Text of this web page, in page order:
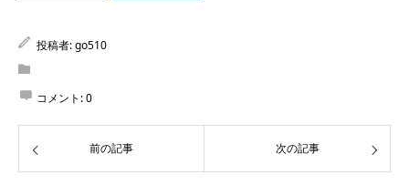
投稿者:go510
コメント:0
前の記事 次の記事